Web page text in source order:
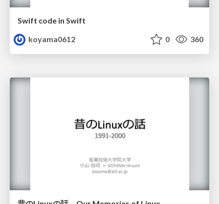
Swift code in Swift
koyama0612
0 360